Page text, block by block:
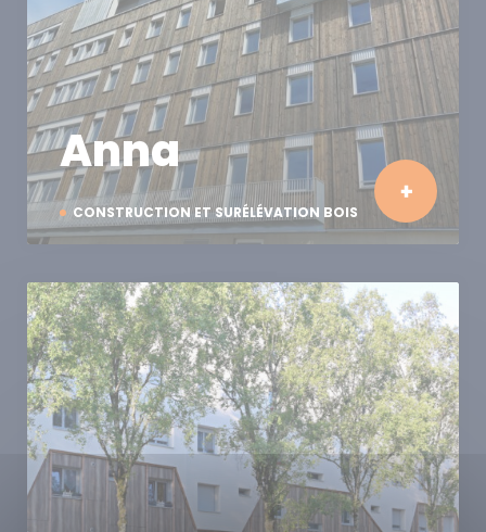
CONSTRUCTION ET SURÉLÉVATION BOIS
Anna